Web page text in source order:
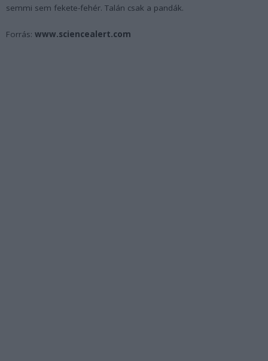
semmi sem fekete-fehér. Talán csak a pandák.
Forrás: www.sciencealert.com